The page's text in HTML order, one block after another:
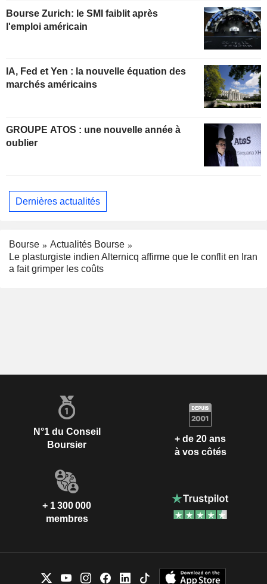
Bourse Zurich: le SMI faiblit après
l'emploi américain
IA, Fed et Yen : la nouvelle équation des
marchés américains
GROUPE ATOS : une nouvelle année à
oublier
Dernières actualités
Bourse
Actualités Bourse
Le plasturgiste indien Alternicq affirme que le conflit en Iran
a fait grimper les coûts
N°1 du Conseil
Boursier
+ de 20 ans
à vos côtés
+ 1 300 000
membres